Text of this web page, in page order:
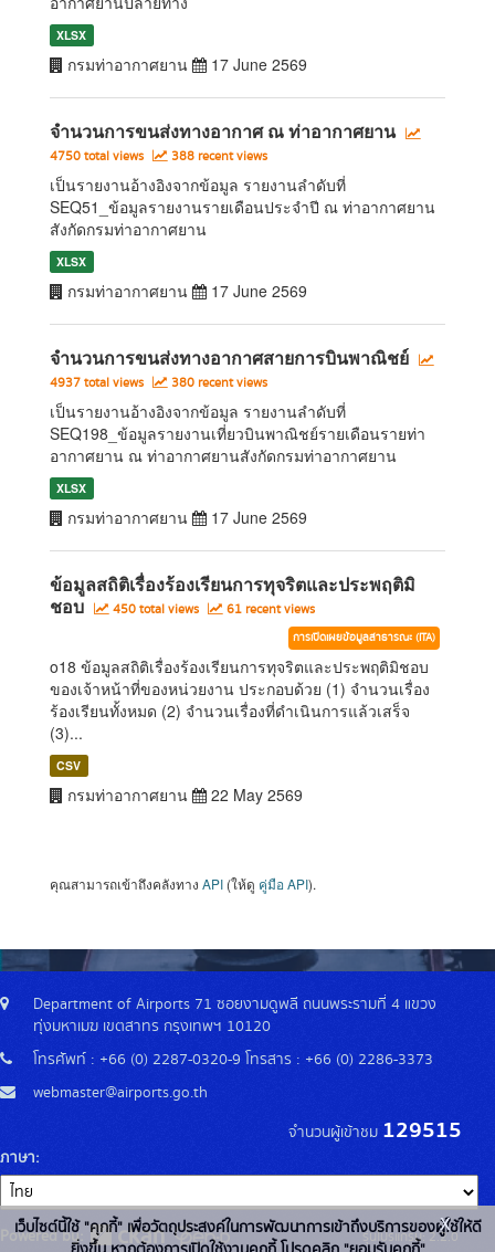
XLSX
กรมท่าอากาศยาน 17 June 2569
จำนวนการขนส่งทางอากาศ ณ ท่าอากาศยาน
4750 total views 388 recent views
เป็นรายงานอ้างอิงจากข้อมูล รายงานลำดับที่
SEQ51_ข้อมูลรายงานรายเดือนประจำปี ณ ท่าอากาศยาน
สังกัดกรมท่าอากาศยาน
XLSX
กรมท่าอากาศยาน 17 June 2569
จำนวนการขนส่งทางอากาศสายการบินพาณิชย์
4937 total views 380 recent views
เป็นรายงานอ้างอิงจากข้อมูล รายงานลำดับที่
SEQ198_ข้อมูลรายงานเที่ยวบินพาณิชย์รายเดือนรายท่า
อากาศยาน ณ ท่าอากาศยานสังกัดกรมท่าอากาศยาน
XLSX
กรมท่าอากาศยาน 17 June 2569
ข้อมูลสถิติเรื่องร้องเรียนการทุจริตและประพฤติมิ
ชอบ
450 total views 61 recent views
การเปิดเผยข้อมูลสาธารณะ (ITA)
o18 ข้อมูลสถิติเรื่องร้องเรียนการทุจริตและประพฤติมิชอบ
ของเจ้าหน้าที่ของหน่วยงาน ประกอบด้วย (1) จำนวนเรื่อง
ร้องเรียนทั้งหมด (2) จำนวนเรื่องที่ดำเนินการแล้วเสร็จ
(3)...
CSV
กรมท่าอากาศยาน 22 May 2569
คุณสามารถเข้าถึงคลังทาง API (ให้ดู คู่มือ API).
Department of Airports 71 ซอยงามดูพลี ถนนพระรามที่ 4 แขวง
ทุ่งมหาเมฆ เขตสาทร กรุงเทพฯ 10120
โทรศัพท์ : +66 (0) 2287-0320-9 โทรสาร : +66 (0) 2286-3373
webmaster@airports.go.th
จำนวนผู้เข้าชม 129515
ภาษา
Powered by:
รุ่นโปรแกรม: 2.2.0
เว็บไซต์นี้ใช้ "คุกกี้" เพื่อวัตถุประสงค์ในการพัฒนาการเข้าถึงบริการของผู้ใช้ให้ดี
x